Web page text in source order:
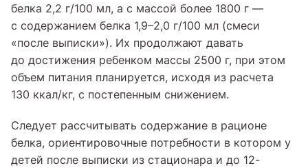
белка 2,2 г/100 мл, а с массой более 1800 г —
с содержанием белка 1,9–2,0 г/100 мл (смеси
«после выписки»). Их продолжают давать
до достижения ребенком массы 2500 г, при этом
объем питания планируется, исходя из расчета
130 ккал/кг, с постепенным снижением.
Следует рассчитывать содержание в рационе
белка, ориентировочные потребности в котором у
детей после выписки из стационара и до 12-